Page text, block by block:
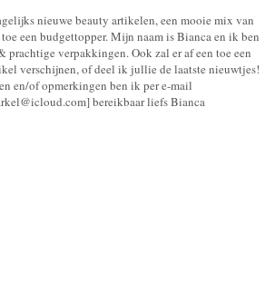
nieuwe beauty artikelen, een mooie mix van
een budgettopper. Mijn naam is Bianca en ik ben
verpakkingen. Ook zal er af een toe een
verschijnen, of deel ik jullie de laatste nieuwtjes!
en/of opmerkingen ben ik per e-mail
bereikbaar liefs Bianca